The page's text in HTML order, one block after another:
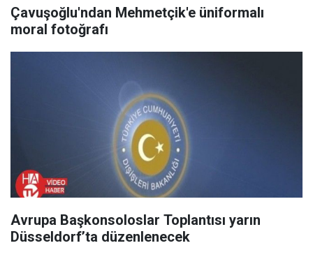
Çavuşoğlu'ndan Mehmetçik'e üniformalı
moral fotoğrafı
Avrupa Başkonsoloslar Toplantısı yarın
Düsseldorf’ta düzenlenecek